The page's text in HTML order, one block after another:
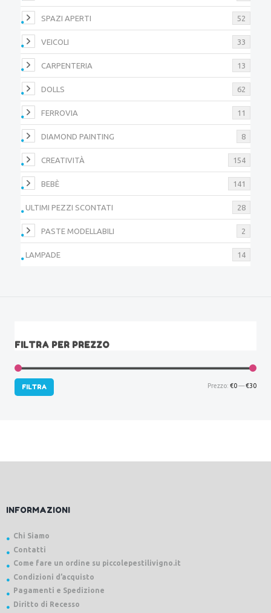
SPAZI APERTI 52
VEICOLI 33
CARPENTERIA 13
DOLLS 62
FERROVIA 11
DIAMOND PAINTING 8
CREATIVITÀ 154
BEBÈ 141
ULTIMI PEZZI SCONTATI 28
PASTE MODELLABILI 2
LAMPADE 14
FILTRA PER PREZZO
FILTRA Prezzo: €0—€30
INFORMAZIONI
Chi Siamo
Contatti
Come fare un ordine su piccolepestilivigno.it
Condizioni d’acquisto
Pagamenti e Spedizione
Diritto di Recesso